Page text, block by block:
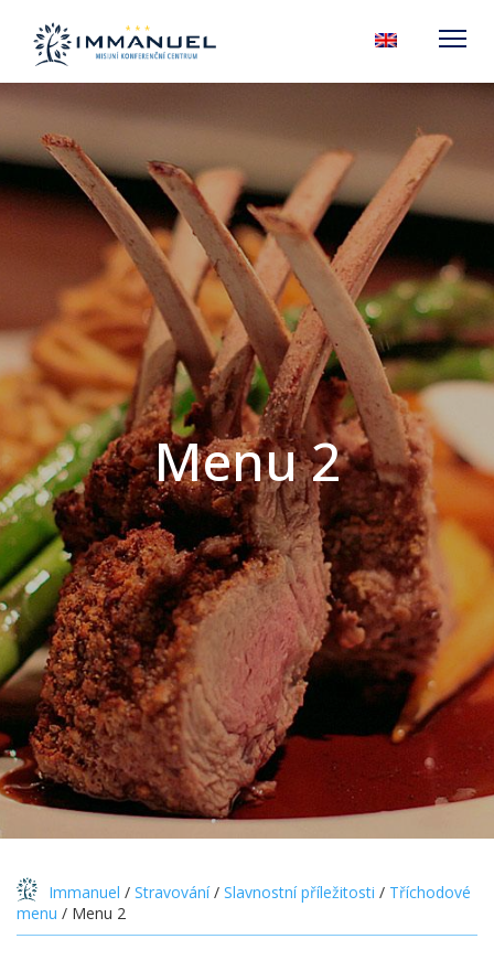
Menu 2
Immanuel / Stravování / Slavnostní příležitosti / Tříchodové
menu / Menu 2